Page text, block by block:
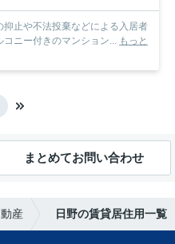
止や不法投棄などによる入居者
ニー付きのマンション... もっと
まとめてお問い合わせ
産 日野の賃貸居住用一覧